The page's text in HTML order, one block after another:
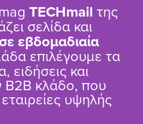
TΕCHmail της
σελίδα και
εβδομαδιαία
επιλέγουμε τα
ειδήσεις και
κλάδο, που
υψηλής